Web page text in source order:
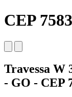
CEP
Travessa W
- GO - CEP